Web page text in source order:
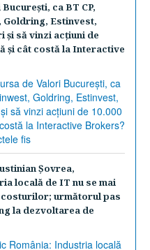
ca BT CP,
Goldring, Estinvest,
şi să vinzi acţiuni de
şi cât costă la Interactive
Şovrea,
locală de IT nu se mai
următorul pas
la dezvoltarea de